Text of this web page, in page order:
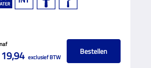
exclusief BTW
Bestellen